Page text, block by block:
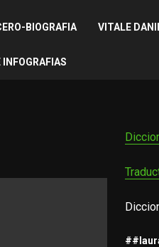
BIOGRAFIA VITALE